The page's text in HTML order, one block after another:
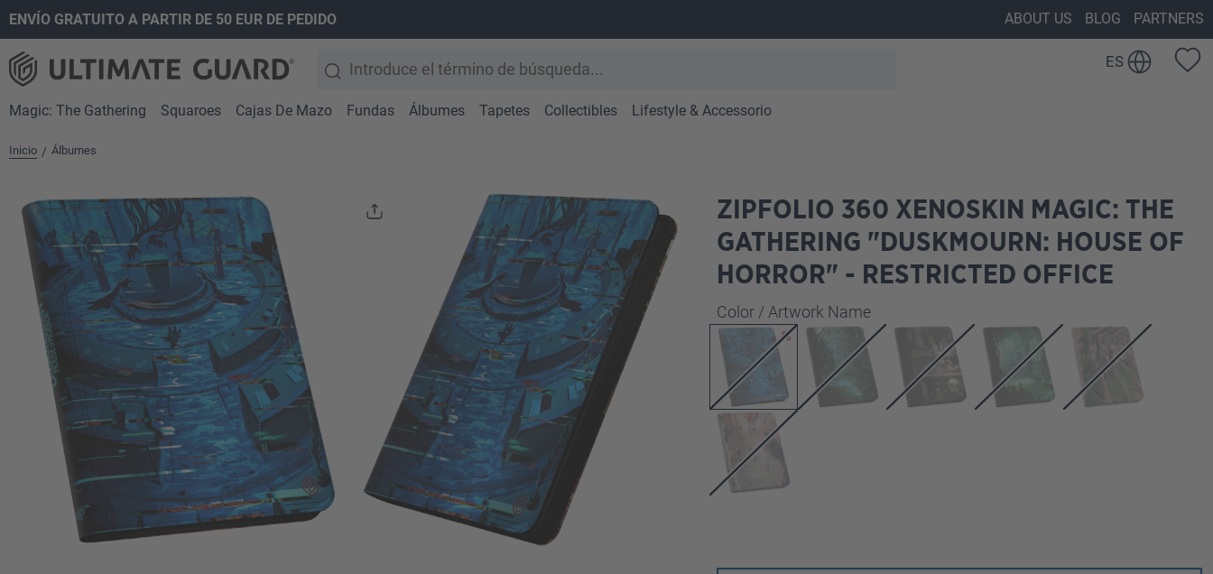
Saltar a la navegación principal
ENVÍO GRATUITO A PARTIR DE 50 EUR DE PEDIDO ABOUT US BLOG PARTNERS
ES
Magic: The Gathering Squaroes Cajas De Mazo Fundas Álbumes Tapetes Collectibles Lifestyle & Accessorio
Inicio / Álbumes
ZIPFOLIO 360 XENOSKIN MAGIC: THE
GATHERING "DUSKMOURN: HOUSE OF
HORROR" - RESTRICTED OFFICE
Seleccione
Color / Artwork Name